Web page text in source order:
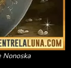
Nonoska